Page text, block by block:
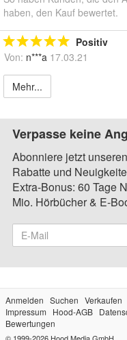
haben, den Kauf bewertet.
Positiv
Von: n***a 17.03.21
Mehr...
Verpasse keine
Abonniere jetzt
Rabatte und
Extra-Bonus: 60 Tage
Mio. Hörbücher & E-
Anmelden Suchen Verkaufen
Impressum
Hood-AGB
Bewertungen